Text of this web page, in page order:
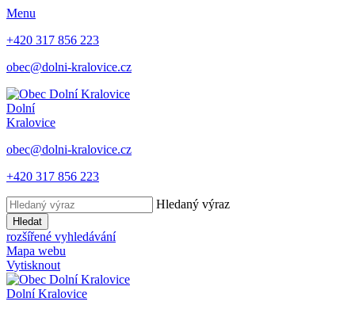
Menu
+420 317 856 223
obec@dolni-kralovice.cz
Dolní
Kralovice
obec@dolni-kralovice.cz
+420 317 856 223
Hledaný výraz
Hledat
rozšířené vyhledávání
Mapa webu
Vytisknout
Dolní Kralovice